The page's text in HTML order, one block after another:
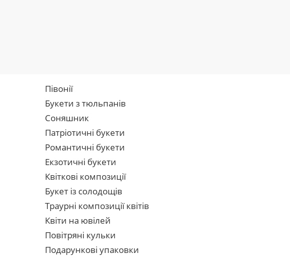
Півонії
Букети з тюльпанів
Соняшник
Патріотичні букети
Романтичні букети
Екзотичні букети
Квіткові композиції
Букет із солодощів
Траурні композиції квітів
Квіти на ювілей
Повітряні кульки
Подарункові упаковки